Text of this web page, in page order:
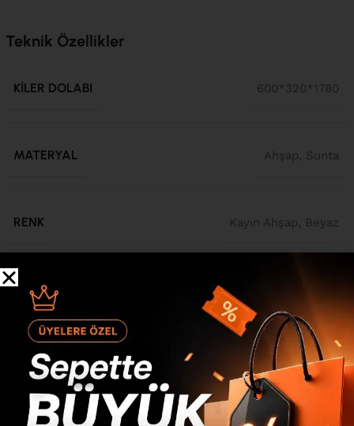
Teknik Özellikler
KILER DOLABI 600*320*1780
MATERYAL Ahşap Sunta
RENK Kayın Ahşap Beyaz
Ürün Açıklaması
Oslo 2 Kapaklı Ahşap Ayaklı Çok Amaçlı Dolap Mutfak Kiler
Erzak Banyo Dolabı Ayakkabılık Beyaz OL6-W Oslo 2
Kapaklı Ahşap Ayaklı Çok Amaçlı Dolap Mutfak Kiler Erzak
Banyo Dolabı Ayakkabılık Beyaz OL6-W Ölçü : Genişlik
:600 mm Derinlik: 320 mm Yükseklik: 1780 mm Kullanılan